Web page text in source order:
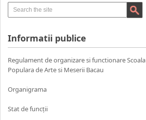
Informatii publice
Regulament de organizare si functionare Scoala
Populara de Arte si Meserii Bacau
Organigrama
Stat de funcții